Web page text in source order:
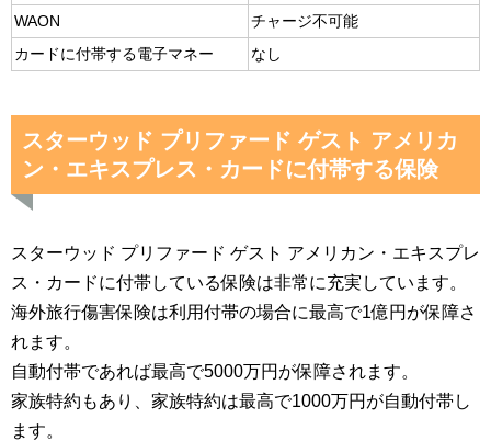
WAON
チャージ不可能
カードに付帯する電子マネー
なし
スターウッド プリファード ゲスト アメリカ
ン・エキスプレス・カードに付帯する保険
スターウッド プリファード ゲスト アメリカン・エキスプレ
ス・カードに付帯している保険は非常に充実しています。
海外旅行傷害保険は利用付帯の場合に最高で1億円が保障さ
れます。
自動付帯であれば最高で5000万円が保障されます。
家族特約もあり、家族特約は最高で1000万円が自動付帯し
ます。